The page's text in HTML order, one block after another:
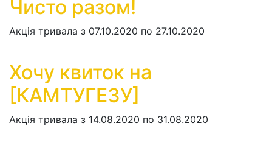
Чисто разом!
Акція тривала з 07.10.2020 по 27.10.2020
Хочу квиток на
[КАМТУГЕЗУ]
Акція тривала з 14.08.2020 по 31.08.2020